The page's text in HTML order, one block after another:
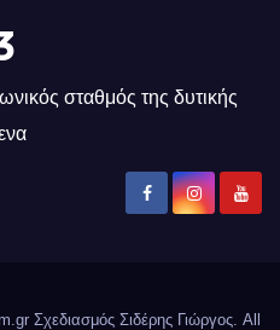
σταθμός της δυτικής
Σχεδιασμός Σιδέρης Γιώργος. All